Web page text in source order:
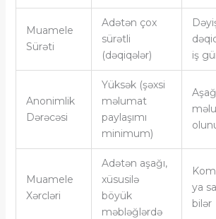
Muamele
Sürəti
Adətən çox
sürətli
(dəqiqələr)
iş
Anonimlik
Dərəcəsi
Yüksək (şəxsi
məlumat
paylaşımı
minimum)
Muamele
Xərcləri
Adətən aşağı,
xüsusilə
böyük
məbləğlərdə
ya
bilər